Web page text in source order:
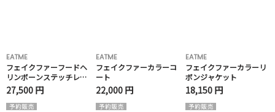
EATME
フェイクファーフードヘ
リンボーンステッチレデ
ィダウンコート
27,500 円
EATME
フェイクファーカラーコ
ート
22,000 円
EATME
フェイクファーカラーリ
ボンジャケット
18,150 円